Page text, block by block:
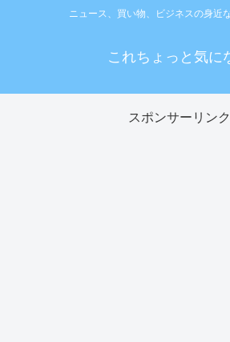
ニュース、買い物、ビジネスの身近
これちょっと気に
スポンサーリンク